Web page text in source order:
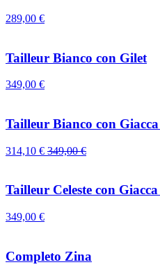
289,00 €
Tailleur Bianco con Gilet
349,00 €
Tailleur Bianco con
314,10 € 349,00€
Tailleur Celeste con
349,00 €
Completo Zina